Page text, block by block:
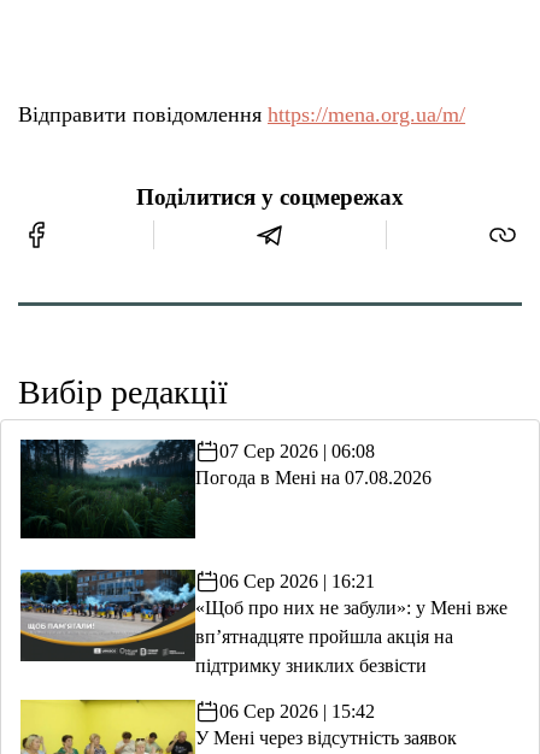
Відправити повідомлення https://mena.org.ua/m/
Поділитися у соцмережах
Вибір редакції
07 Сер 2026 | 06:08
Погода в Мені на 07.08.2026
06 Сер 2026 | 16:21
«Щоб про них не забули»: у Мені вже
вп’ятнадцяте пройшла акція на
підтримку зниклих безвісти
06 Сер 2026 | 15:42
У Мені через відсутність заявок